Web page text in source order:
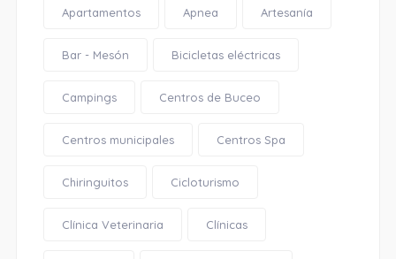
Apartamentos Apnea Artesanía
Bar - Mesón Bicicletas eléctricas
Campings Centros de Buceo
Centros municipales Centros Spa
Chiringuitos Cicloturismo
Clínica Veterinaria Clínicas